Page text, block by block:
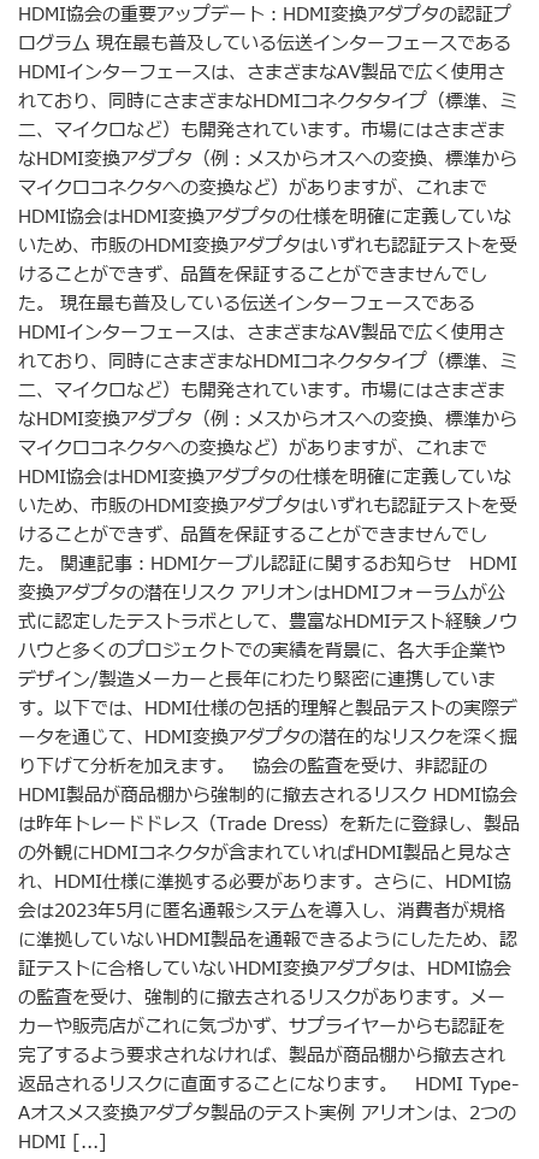
HDMI協会の重要アップデート：HDMI変換アダプタの認証プ
ログラム 現在最も普及している伝送インターフェースである
HDMIインターフェースは、さまざまなAV製品で広く使用さ
れており、同時にさまざまなHDMIコネクタタイプ（標準、ミ
ニ、マイクロなど）も開発されています。市場にはさまざま
なHDMI変換アダプタ（例：メスからオスへの変換、標準から
マイクロコネクタへの変換など）がありますが、これまで
HDMI協会はHDMI変換アダプタの仕様を明確に定義していな
いため、市販のHDMI変換アダプタはいずれも認証テストを受
けることができず、品質を保証することができませんでし
た。 現在最も普及している伝送インターフェースである
HDMIインターフェースは、さまざまなAV製品で広く使用さ
れており、同時にさまざまなHDMIコネクタタイプ（標準、ミ
ニ、マイクロなど）も開発されています。市場にはさまざま
なHDMI変換アダプタ（例：メスからオスへの変換、標準から
マイクロコネクタへの変換など）がありますが、これまで
HDMI協会はHDMI変換アダプタの仕様を明確に定義していな
いため、市販のHDMI変換アダプタはいずれも認証テストを受
けることができず、品質を保証することができませんでし
た。 関連記事：HDMIケーブル認証に関するお知らせ HDMI
変換アダプタの潜在リスク アリオンはHDMIフォーラムが公
式に認定したテストラボとして、豊富なHDMIテスト経験ノウ
ハウと多くのプロジェクトでの実績を背景に、各大手企業や
デザイン/製造メーカーと長年にわたり緊密に連携していま
す。以下では、HDMI仕様の包括的理解と製品テストの実際デ
ータを通じて、HDMI変換アダプタの潜在的なリスクを深く掘
り下げて分析を加えます。 協会の監査を受け、非認証の
HDMI製品が商品棚から強制的に撤去されるリスク HDMI協会
は昨年トレードドレス（Trade Dress）を新たに登録し、製品
の外観にHDMIコネクタが含まれていればHDMI製品と見なさ
れ、HDMI仕様に準拠する必要があります。さらに、HDMI協
会は2023年5月に匿名通報システムを導入し、消費者が規格
に準拠していないHDMI製品を通報できるようにしたため、認
証テストに合格していないHDMI変換アダプタは、HDMI協会
の監査を受け、強制的に撤去されるリスクがあります。メー
カーや販売店がこれに気づかず、サプライヤーからも認証を
完了するよう要求されなければ、製品が商品棚から撤去され
返品されるリスクに直面することになります。 HDMI Type-
Aオスメス変換アダプタ製品のテスト実例 アリオンは、2つの
HDMI [...]